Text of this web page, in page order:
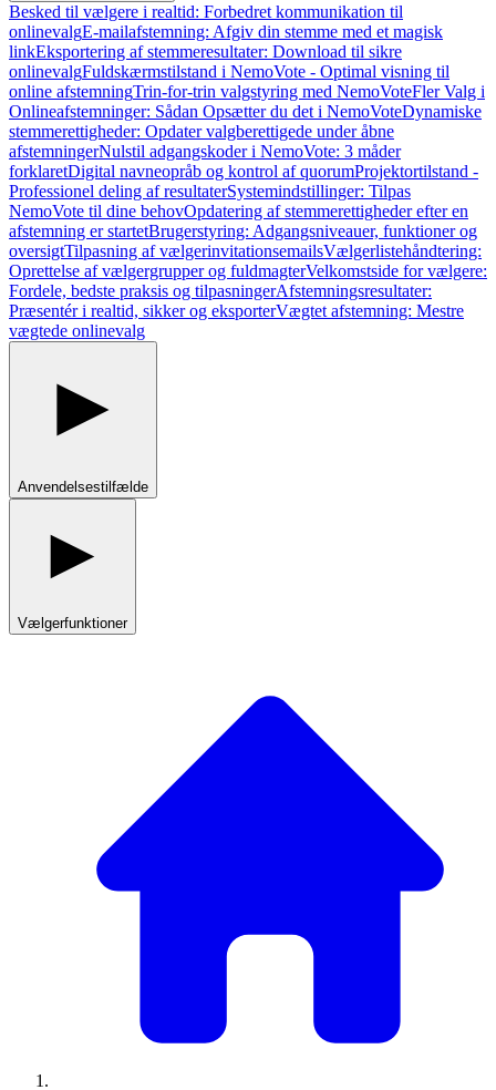
Besked til vælgere i realtid: Forbedret kommunikation til
onlinevalgE-mailafstemning: Afgiv din stemme med et magisk
linkEksportering af stemmeresultater: Download til sikre
onlinevalgFuldskærmstilstand i NemoVote - Optimal visning til
online afstemningTrin-for-trin valgstyring med NemoVoteFler Valg i
Onlineafstemninger: Sådan Opsætter du det i NemoVoteDynamiske
stemmerettigheder: Opdater valgberettigede under åbne
afstemningerNulstil adgangskoder i NemoVote: 3 måder
forklaretDigital navneopråb og kontrol af quorumProjektortilstand -
Professionel deling af resultaterSystemindstillinger: Tilpas
NemoVote til dine behovOpdatering af stemmerettigheder efter en
afstemning er startetBrugerstyring: Adgangsniveauer, funktioner og
oversigtTilpasning af vælgerinvitationsemailsVælgerlistehåndtering:
Oprettelse af vælgergrupper og fuldmagterVelkomstside for vælgere:
Fordele, bedste praksis og tilpasningerAfstemningsresultater:
Præsentér i realtid, sikker og eksporterVægtet afstemning: Mestre
vægtede onlinevalg
Anvendelsestilfælde
Vælgerfunktioner